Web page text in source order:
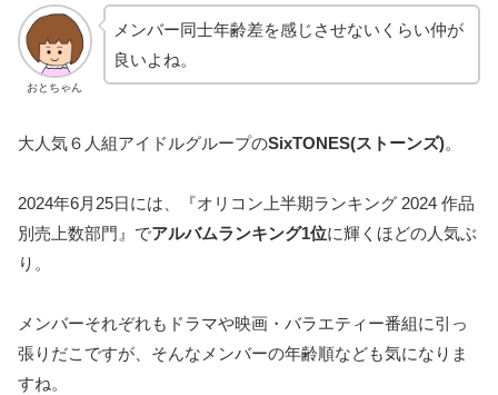
おとちゃん
メンバー同士年齢差を感じさせないくらい仲が
良いよね。
大人気６人組アイドルグループのSixTONES(ストーンズ)。
2024年6月25日には、『オリコン上半期ランキング 2024 作品
別売上数部門』でアルバムランキング1位に輝くほどの人気ぶ
り。
メンバーそれぞれもドラマや映画・バラエティー番組に引っ
張りだこですが、そんなメンバーの年齢順なども気になりま
すね。